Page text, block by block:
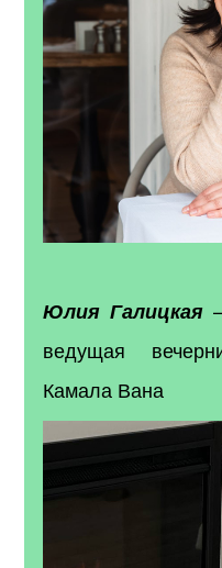
Юлия Галицкая
ведущая
Камала Вана